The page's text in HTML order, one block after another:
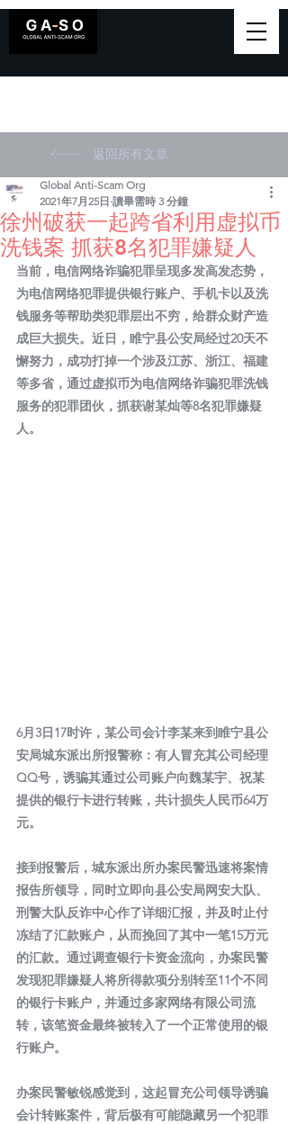
返回所有文章
徐州破获一起跨省利用虚拟币
洗钱案 抓获8名犯罪嫌疑人
Global Anti-Scam Org
2021年7月25日 讀畢需時 3 分鐘
当前，电信网络诈骗犯罪呈现多发高发态势，
为电信网络犯罪提供银行账户、手机卡以及洗
钱服务等帮助类犯罪层出不穷，给群众财产造
成巨大损失。近日，睢宁县公安局经过20天不
懈努力，成功打掉一个涉及江苏、浙江、福建
等多省，通过虚拟币为电信网络诈骗犯罪洗钱
服务的犯罪团伙，抓获谢某灿等8名犯罪嫌疑
人。
6月3日17时许，某公司会计李某来到睢宁县公
安局城东派出所报警称：有人冒充其公司经理
QQ号，诱骗其通过公司账户向魏某宇、祝某
提供的银行卡进行转账，共计损失人民币64万
元。
接到报警后，城东派出所办案民警迅速将案情
报告所领导，同时立即向县公安局网安大队、
刑警大队反诈中心作了详细汇报，并及时止付
冻结了汇款账户，从而挽回了其中一笔15万元
的汇款。通过调查银行卡资金流向，办案民警
发现犯罪嫌疑人将所得款项分别转至11个不同
的银行卡账户，并通过多家网络有限公司流
转，该笔资金最终被转入了一个正常使用的银
行账户。
办案民警敏锐感觉到，这起冒充公司领导诱骗
会计转账案件，背后极有可能隐藏另一个犯罪